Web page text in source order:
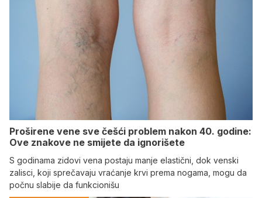
Proširene vene sve češći problem nakon 40. godine:
Ove znakove ne smijete da ignorišete
S godinama zidovi vena postaju manje elastični, dok venski
zalisci, koji sprečavaju vraćanje krvi prema nogama, mogu da
počnu slabije da funkcionišu